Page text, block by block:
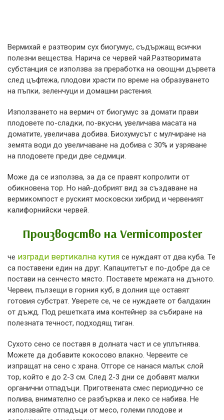
Вермихай е разтворим сух биогумус, съдържащ всички
полезни вещества. Нарича се червей чай.Разтворимата
субстанция се използва за преработка на овощни дървета
след цъфтежа, плодови храсти по време на образуването
на пъпки, зеленчуци и домашни растения.
Използването на вермич от биогумус за домати прави
плодовете по-сладки, по-вкусни, увеличава масата на
доматите, увеличава добива. Биохумусът с мулчиране на
земята води до увеличаване на добива с 30% и узряване
на плодовете преди две седмици.
Може да се използва, за да се правят копролити от
обикновена тор. Но най-добрият вид за създаване на
вермикомпост е руският московски хибрид и червеният
калифорнийски червей.
Производство на Vermicomposter
че изгради вертикална кутия се нуждаят от два куба. Те
са поставени един на друг. Капацитетът е по-добре да се
постави на сенчесто място. Поставете мрежата на дъното.
Червеи, пълзещи в горния куб, в долния ще оставят
готовия субстрат. Уверете се, че се нуждаете от балдахин
от дъжд. Под решетката има контейнер за събиране на
полезната течност, подходящ тиган.
Сухото сено се поставя в долната част и се уплътнява.
Можете да добавите кокосово влакно. Червеите се
изпращат на сено с храна. Отгоре се нанася малък слой
тор, който е до 2-3 см. След 2-3 дни се добавят малки
органични отпадъци. Приготвената смес периодично се
полива, внимателно се разбърква и леко се набива. Не
използвайте отпадъци от месо, големи плодове и